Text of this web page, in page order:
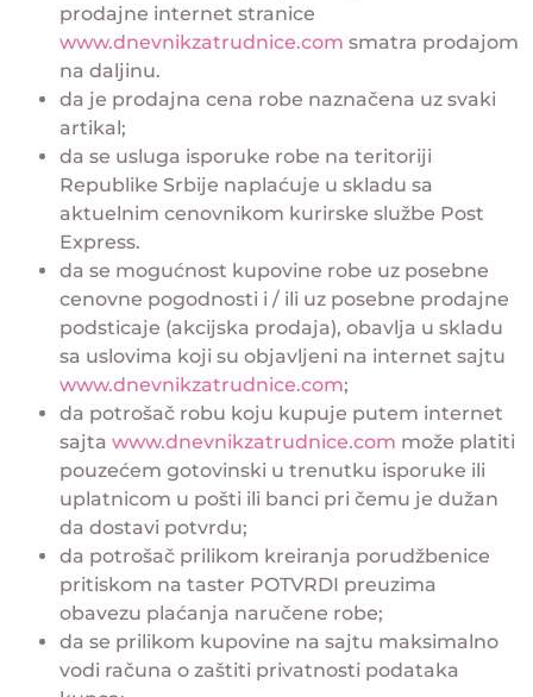
prodajne internet stranice
www.dnevnikzatrudnice.com smatra prodajom
na daljinu.
da je prodajna cena robe naznačena uz svaki
artikal;
da se usluga isporuke robe na teritoriji
Republike Srbije naplaćuje u skladu sa
aktuelnim cenovnikom kurirske službe Post
Express.
da se mogućnost kupovine robe uz posebne
cenovne pogodnosti i ∕ ili uz posebne prodajne
podsticaje (akcijska prodaja), obavlja u skladu
sa uslovima koji su objavljeni na internet sajtu
www.dnevnikzatrudnice.com;
da potrošač robu koju kupuje putem internet
sajta www.dnevnikzatrudnice.com može platiti
pouzećem gotovinski u trenutku isporuke ili
uplatnicom u pošti ili banci pri čemu je dužan
da dostavi potvrdu;
da potrošač prilikom kreiranja porudžbenice
pritiskom na taster POTVRDI preuzima
obavezu plaćanja naručene robe;
da se prilikom kupovine na sajtu maksimalno
vodi računa o zaštiti privatnosti podataka